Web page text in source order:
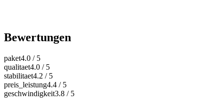
Bewertungen
paket4.0 / 5
qualitaet4.0 / 5
stabilitaet4.2 / 5
preis_leistung4.4 / 5
geschwindigkeit3.8 / 5